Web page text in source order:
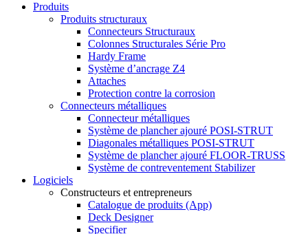
Produits
Produits structuraux
Connecteurs Structuraux
Colonnes Structurales Série Pro
Hardy Frame
Système d’ancrage Z4
Attaches
Protection contre la corrosion
Connecteurs métalliques
Connecteur métalliques
Système de plancher ajouré POSI-STRUT
Diagonales métalliques POSI-STRUT
Système de plancher ajouré FLOOR-TRUSS
Système de contreventement Stabilizer
Logiciels
Constructeurs et entrepreneurs
Catalogue de produits (App)
Deck Designer
Specifier